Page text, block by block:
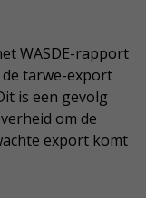
WASDE-rapport
tarwe-export
is een gevolg
om de
export komt